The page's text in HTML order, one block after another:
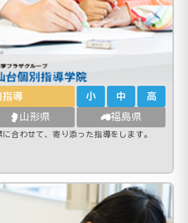
指導 小 中 高
山形県 福島県
合わせて、寄り添った指導をします。